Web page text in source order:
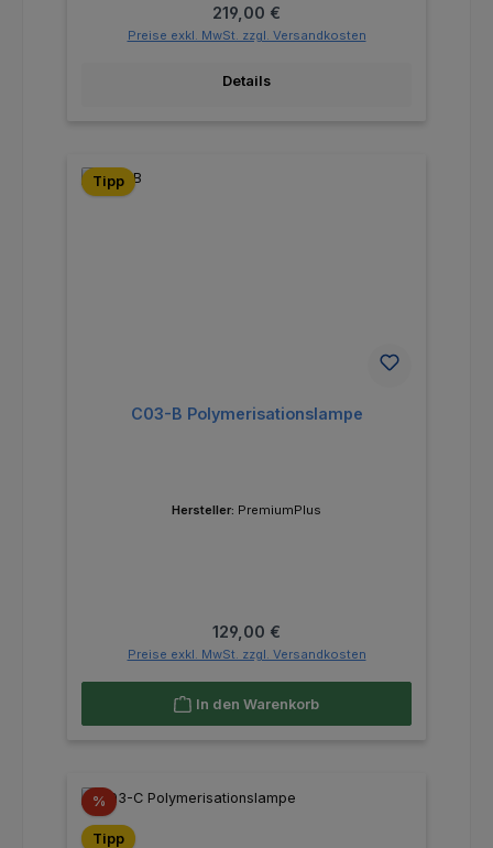
Regulärer Preis:
219,00 €
Preise exkl. MwSt. zzgl. Versandkosten
Details
Tipp
C03-B Polymerisationslampe
Hersteller: PremiumPlus
Regulärer Preis:
129,00 €
Preise exkl. MwSt. zzgl. Versandkosten
In den Warenkorb
%Rabatt
Tipp